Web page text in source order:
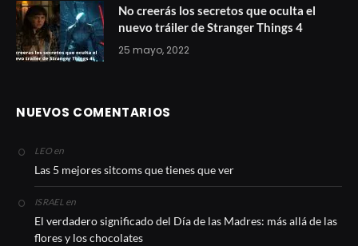
No creerás los secretos que oculta el
nuevo tráiler de Stranger Things 4
25 mayo, 2022
NUEVOS COMENTARIOS
LEOen
Las 5 mejores sitcoms que tienes que ver
ISRAELen
El verdadero significado del Día de las Madres: más allá de las
flores y los chocolates